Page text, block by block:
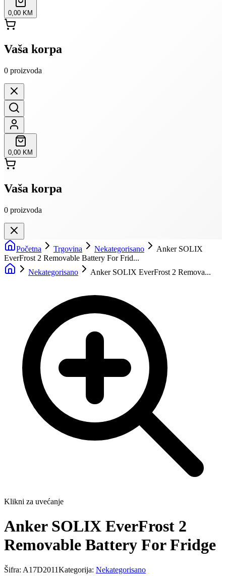
0,00 KM
Vaša korpa
0 proizvoda
0,00 KM
Vaša korpa
0 proizvoda
Početna Trgovina Nekategorisano
Anker SOLIX
EverFrost 2 Removable Battery For Frid...
Nekategorisano
Anker SOLIX EverFrost 2 Remova...
Klikni za uvećanje
Anker SOLIX EverFrost 2
Removable Battery For Fridge
Šifra: A17D2011Kategorija: Nekategorisano